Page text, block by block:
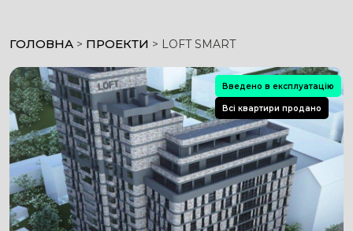
ГОЛОВНА > ПРОЕКТИ > LOFT SMART
Введено в експлуатацію
Всі квартири продано